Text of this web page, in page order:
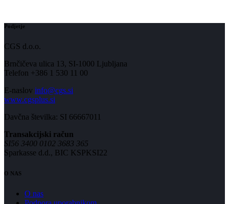
Podjetje
CGS d.o.o.
Brnčičeva ulica 13, SI-1000 Ljubljana
Telefon +386 1 530 11 00
E-naslov info@cgs.si
www.cgsplus.si
Davčna številka: SI 66667011
Transakcijski račun
SI56 3400 0102 3683 365
Sparkasse d.d., BIC KSPKSI22
O NAS
O nas